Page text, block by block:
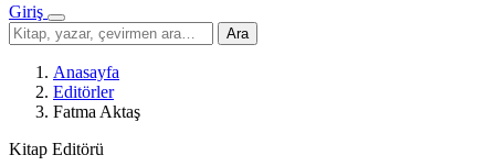
Giriş
Menü
Sitede
ara
Ara
Anasayfa
Editörler
Fatma Aktaş
Kitap Editörü